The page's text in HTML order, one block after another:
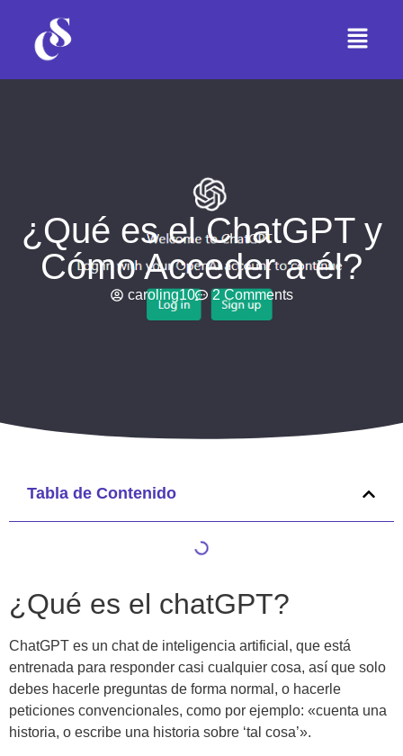
¿Qué es el ChatGPT y
Cómo Acceder a él?
caroling10 2 Comments
Tabla de Contenido
¿Qué es el chatGPT?
ChatGPT es un chat de inteligencia artificial, que está
entrenada para responder casi cualquier cosa, así que solo
debes hacerle preguntas de forma normal, o hacerle
peticiones convencionales, como por ejemplo: «cuenta una
historia, o escribe una historia sobre ‘tal cosa’».